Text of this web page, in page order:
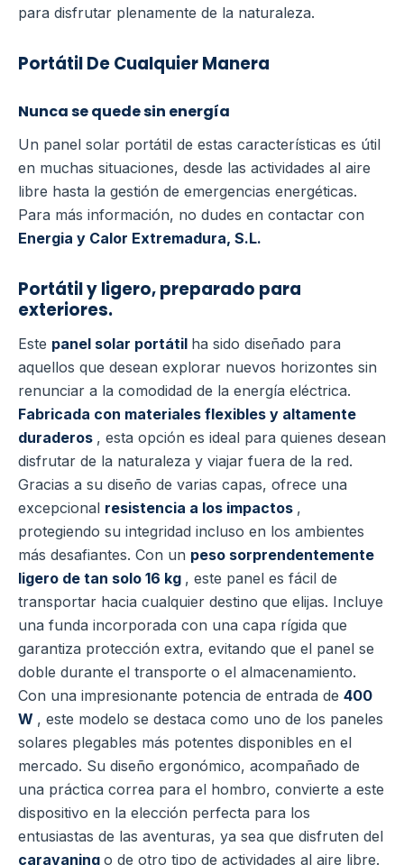
para disfrutar plenamente de la naturaleza.
Portátil De Cualquier Manera
Nunca se quede sin energía
Un panel solar portátil de estas características es útil
en muchas situaciones, desde las actividades al aire
libre hasta la gestión de emergencias energéticas.
Para más información, no dudes en contactar con
Energia y Calor Extremadura, S.L.
Portátil y ligero, preparado para
exteriores.
Este panel solar portátil ha sido diseñado para
aquellos que desean explorar nuevos horizontes sin
renunciar a la comodidad de la energía eléctrica.
Fabricada con materiales flexibles y altamente
duraderos , esta opción es ideal para quienes desean
disfrutar de la naturaleza y viajar fuera de la red.
Gracias a su diseño de varias capas, ofrece una
excepcional resistencia a los impactos ,
protegiendo su integridad incluso en los ambientes
más desafiantes. Con un peso sorprendentemente
ligero de tan solo 16 kg , este panel es fácil de
transportar hacia cualquier destino que elijas. Incluye
una funda incorporada con una capa rígida que
garantiza protección extra, evitando que el panel se
doble durante el transporte o el almacenamiento.
Con una impresionante potencia de entrada de 400
W , este modelo se destaca como uno de los paneles
solares plegables más potentes disponibles en el
mercado. Su diseño ergonómico, acompañado de
una práctica correa para el hombro, convierte a este
dispositivo en la elección perfecta para los
entusiastas de las aventuras, ya sea que disfruten del
caravaning o de otro tipo de actividades al aire libre.